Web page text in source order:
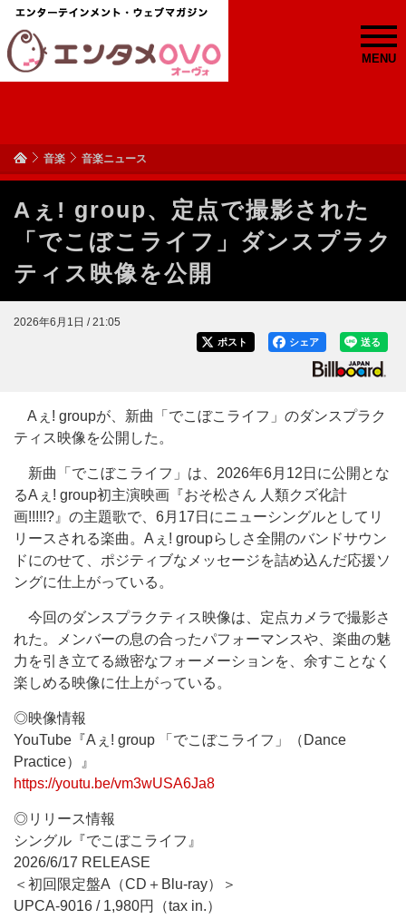
MENU
音楽 音楽ニュース
Aぇ! group、定点で撮影された
「でこぼこライフ」ダンスプラク
ティス映像を公開
2026年6月1日 / 21:05
送る
シェア
ポスト
Aぇ! groupが、新曲「でこぼこライフ」のダンスプラク
ティス映像を公開した。
新曲「でこぼこライフ」は、2026年6月12日に公開とな
るAぇ! group初主演映画『おそ松さん 人類クズ化計
画!!!!!?』の主題歌で、6月17日にニューシングルとしてリ
リースされる楽曲。Aぇ! groupらしさ全開のバンドサウン
ドにのせて、ポジティブなメッセージを詰め込んだ応援ソ
ングに仕上がっている。
今回のダンスプラクティス映像は、定点カメラで撮影さ
れた。メンバーの息の合ったパフォーマンスや、楽曲の魅
力を引き立てる緻密なフォーメーションを、余すことなく
楽しめる映像に仕上がっている。
◎映像情報
YouTube『Aぇ! group 「でこぼこライフ」（Dance
Practice）』
https://youtu.be/vm3wUSA6Ja8
◎リリース情報
シングル『でこぼこライフ』
2026/6/17 RELEASE
＜初回限定盤A（CD＋Blu-ray）＞
UPCA-9016 / 1,980円（tax in.）